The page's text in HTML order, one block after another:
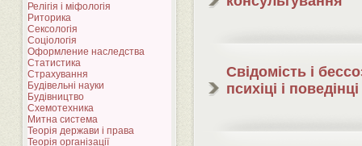
Релігія і міфологія
Риторика
Сексологія
Соціологія
Оформление наследства
Статистика
Страхування
Будівельні науки
Будівництво
Схемотехника
Митна система
Теорія держави і права
Теорія організації
Свідомість і
психіці і